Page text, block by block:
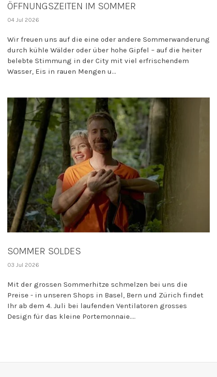
ÖFFNUNGSZEITEN IM SOMMER
04 Jul 2026
Wir freuen uns auf die eine oder andere Sommerwanderung
durch kühle Wälder oder über hohe Gipfel – auf die heiter
belebte Stimmung in der City mit viel erfrischendem
Wasser, Eis in rauen Mengen u...
SOMMER SOLDES
03 Jul 2026
Mit der grossen Sommerhitze schmelzen bei uns die
Preise - in unseren Shops in Basel, Bern und Zürich findet
Ihr ab dem 4. Juli bei laufenden Ventilatoren grosses
Design für das kleine Portemonnaie....